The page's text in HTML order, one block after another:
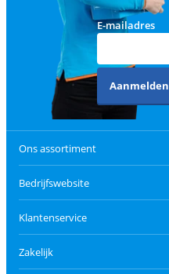
E-mailadres
Aanmelden
Ons assortiment
Bedrijfswebsite
Klantenservice
Zakelijk